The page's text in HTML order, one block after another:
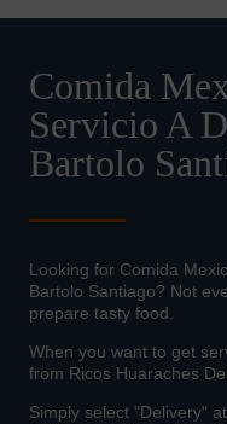
Comida
Servicio A
Bartolo
Looking for Comida
Bartolo Santiago? Not
prepare tasty food.
When you want to get
from Ricos Huaraches
Simply select "Delivery"